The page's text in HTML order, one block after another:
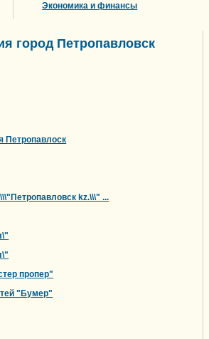
Экономика и финансы
город Петропавловск
Петропавлоск
kz.\\\" ...
пропер"
"Бумер"